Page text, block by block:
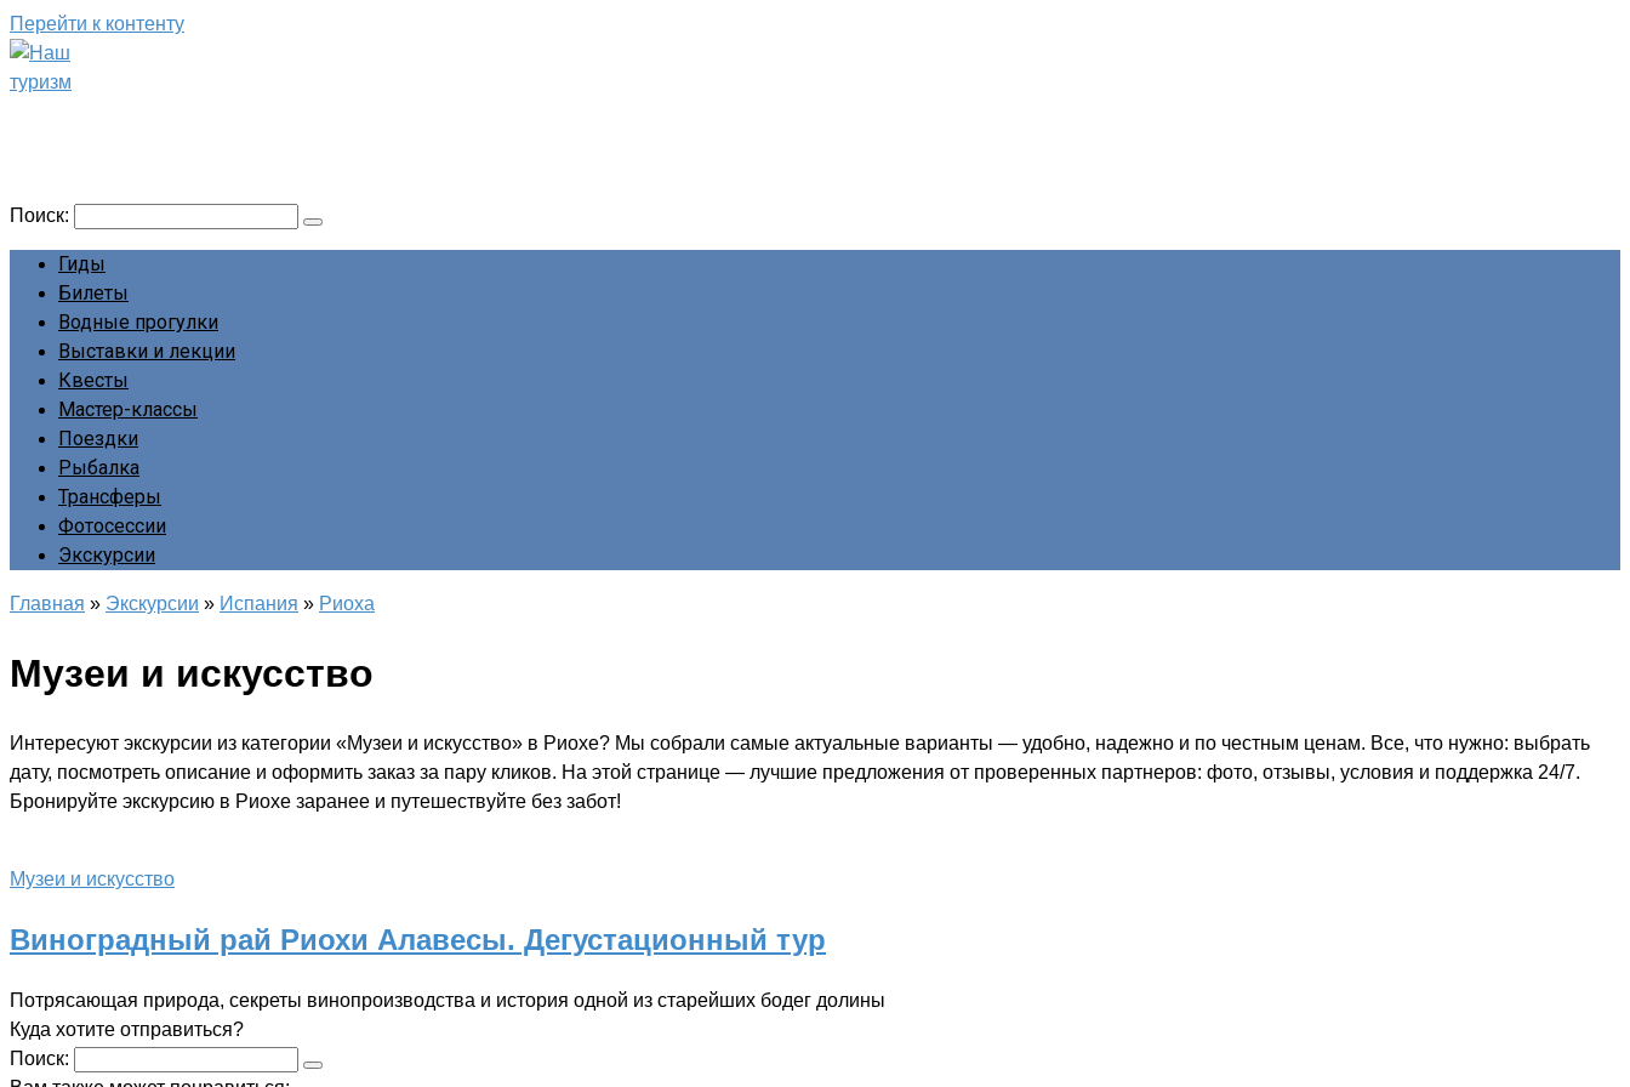
Перейти к контенту
Поиск:
Гиды
Билеты
Водные прогулки
Выставки и лекции
Квесты
Мастер-классы
Поездки
Рыбалка
Трансферы
Фотосессии
Экскурсии
Главная » Экскурсии » Испания » Риоха
Музеи и искусство
Интересуют экскурсии из категории «Музеи и искусство» в Риохе? Мы собрали самые актуальные варианты — удобно, надежно и по честным ценам. Все, что нужно: выбрать
дату, посмотреть описание и оформить заказ за пару кликов. На этой странице — лучшие предложения от проверенных партнеров: фото, отзывы, условия и поддержка 24/7.
Бронируйте экскурсию в Риохе заранее и путешествуйте без забот!
Музеи и искусство
Виноградный рай Риохи Алавесы. Дегустационный тур
Потрясающая природа, секреты винопроизводства и история одной из старейших бодег долины
Куда хотите отправиться?
Поиск: